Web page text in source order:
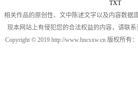
TXT
相关作品的原创性、文中陈述文字以及内容数据
现本网站上有侵犯您的合法权益的内容，请联系
Copyright © 2019 http://www.hncsxw.cn 版权所有